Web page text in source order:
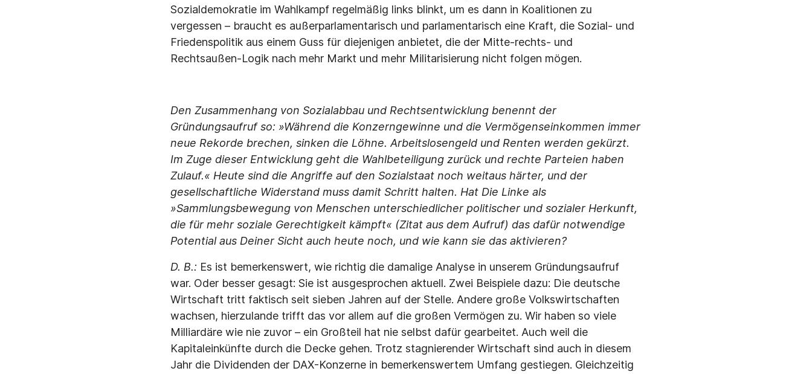
Sozialdemokratie im Wahlkampf regelmäßig links blinkt, um es dann in Koalitionen zu
vergessen – braucht es außerparlamentarisch und parlamentarisch eine Kraft, die Sozial- und
Friedenspolitik aus einem Guss für diejenigen anbietet, die der Mitte-rechts- und
Rechtsaußen-Logik nach mehr Markt und mehr Militarisierung nicht folgen mögen.
Den Zusammenhang von Sozialabbau und Rechtsentwicklung benennt der
Gründungsaufruf so: »Während die Konzerngewinne und die Vermögenseinkommen immer
neue Rekorde brechen, sinken die Löhne. Arbeitslosengeld und Renten werden gekürzt.
Im Zuge dieser Entwicklung geht die Wahlbeteiligung zurück und rechte Parteien haben
Zulauf.« Heute sind die Angriffe auf den Sozialstaat noch weitaus härter, und der
gesellschaftliche Widerstand muss damit Schritt halten. Hat Die Linke als
»Sammlungsbewegung von Menschen unterschiedlicher politischer und sozialer Herkunft,
die für mehr soziale Gerechtigkeit kämpft« (Zitat aus dem Aufruf) das dafür notwendige
Potential aus Deiner Sicht auch heute noch, und wie kann sie das aktivieren?
D. B.: Es ist bemerkenswert, wie richtig die damalige Analyse in unserem Gründungsaufruf
war. Oder besser gesagt: Sie ist ausgesprochen aktuell. Zwei Beispiele dazu: Die deutsche
Wirtschaft tritt faktisch seit sieben Jahren auf der Stelle. Andere große Volkswirtschaften
wachsen, hierzulande trifft das vor allem auf die großen Vermögen zu. Wir haben so viele
Milliardäre wie nie zuvor – ein Großteil hat nie selbst dafür gearbeitet. Auch weil die
Kapitaleinkünfte durch die Decke gehen. Trotz stagnierender Wirtschaft sind auch in diesem
Jahr die Dividenden der DAX-Konzerne in bemerkenswertem Umfang gestiegen. Gleichzeitig